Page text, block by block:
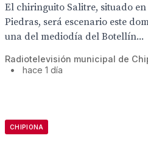
El chiringuito Salitre, situado
Piedras, será escenario este
una del mediodía del Botellín...
Radiotelevisión municipal de
•
hace 1 día
CHIPIONA